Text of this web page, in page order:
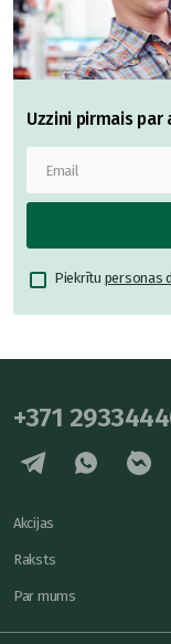
Uzzini pirmais par
Piekrītu personas
+371
Akcijas
Raksts
Par mums